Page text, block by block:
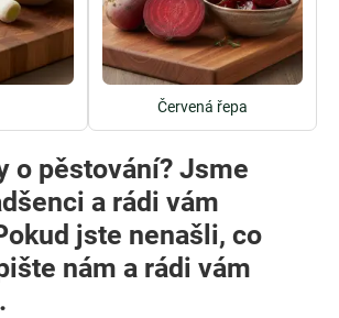
Červená řepa
o pěstování? Jsme
a rádi vám
jste nenašli, co
nám a rádi vám